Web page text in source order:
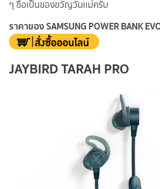
ๆ ซื้อเป็นของขวัญวันเเม่ครับ
ราคาของ SAMSUNG POWER BANK
JAYBIRD TARAH PRO